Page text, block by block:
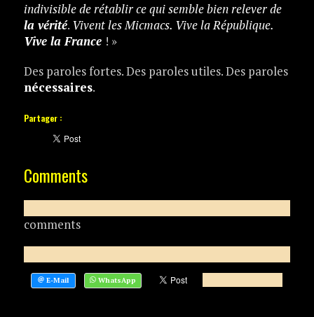
indivisible de rétablir ce qui semble bien relever de
la vérité. Vivent les Micmacs. Vive la République.
Vive la France ! »
Des paroles fortes. Des paroles utiles. Des paroles
nécessaires.
Partager :
Comments
comments